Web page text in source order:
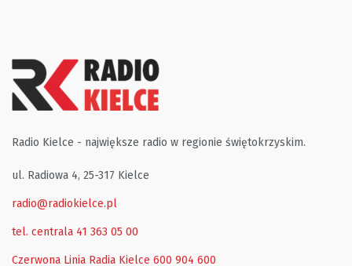
Radio Kielce - największe radio w regionie świętokrzyskim.
ul. Radiowa 4, 25-317 Kielce
radio@radiokielce.pl
tel. centrala 41 363 05 00
Czerwona Linia Radia Kielce 600 904 600